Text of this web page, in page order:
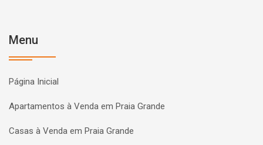
Menu
Página Inicial
Apartamentos à Venda em Praia Grande
Casas à Venda em Praia Grande